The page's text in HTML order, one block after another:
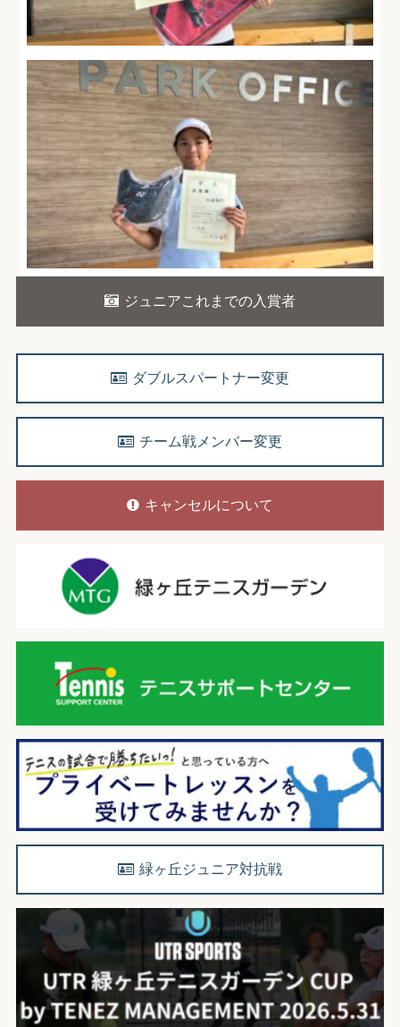
ジュニアこれまでの入賞者
ダブルスパートナー変更
チーム戦メンバー変更
キャンセルについて
緑ヶ丘ジュニア対抗戦